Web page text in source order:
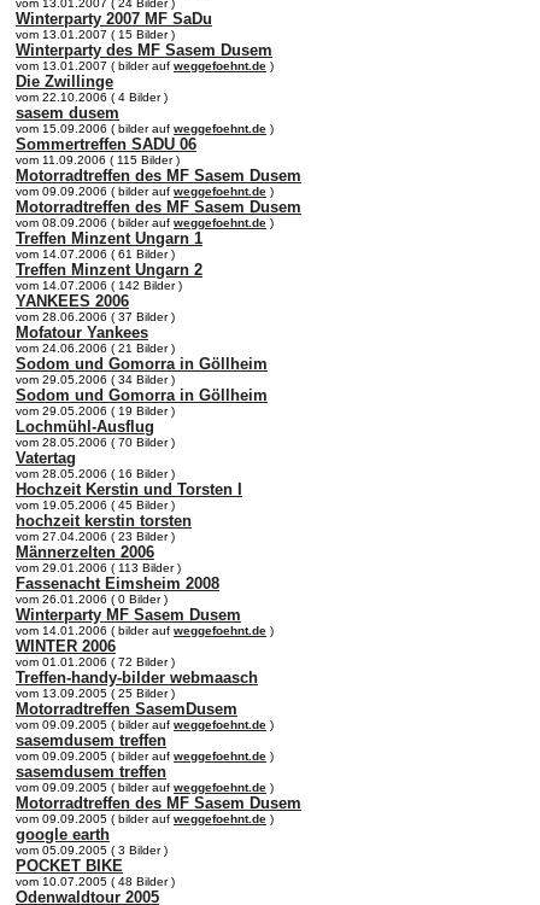
vom 13.01.2007 ( 24 Bilder )
Winterparty 2007 MF SaDu
vom 13.01.2007 ( 15 Bilder )
Winterparty des MF Sasem Dusem
vom 13.01.2007 ( bilder auf weggefoehnt.de )
Die Zwillinge
vom 22.10.2006 ( 4 Bilder )
sasem dusem
vom 15.09.2006 ( bilder auf weggefoehnt.de )
Sommertreffen SADU 06
vom 11.09.2006 ( 115 Bilder )
Motorradtreffen des MF Sasem Dusem
vom 09.09.2006 ( bilder auf weggefoehnt.de )
Motorradtreffen des MF Sasem Dusem
vom 08.09.2006 ( bilder auf weggefoehnt.de )
Treffen Minzent Ungarn 1
vom 14.07.2006 ( 61 Bilder )
Treffen Minzent Ungarn 2
vom 14.07.2006 ( 142 Bilder )
YANKEES 2006
vom 28.06.2006 ( 37 Bilder )
Mofatour Yankees
vom 24.06.2006 ( 21 Bilder )
Sodom und Gomorra in Göllheim
vom 29.05.2006 ( 34 Bilder )
Sodom und Gomorra in Göllheim
vom 29.05.2006 ( 19 Bilder )
Lochmühl-Ausflug
vom 28.05.2006 ( 70 Bilder )
Vatertag
vom 28.05.2006 ( 16 Bilder )
Hochzeit Kerstin und Torsten I
vom 19.05.2006 ( 45 Bilder )
hochzeit kerstin torsten
vom 27.04.2006 ( 23 Bilder )
Männerzelten 2006
vom 29.01.2006 ( 113 Bilder )
Fassenacht Eimsheim 2008
vom 26.01.2006 ( 0 Bilder )
Winterparty MF Sasem Dusem
vom 14.01.2006 ( bilder auf weggefoehnt.de )
WINTER 2006
vom 01.01.2006 ( 72 Bilder )
Treffen-handy-bilder webmaasch
vom 13.09.2005 ( 25 Bilder )
Motorradtreffen SasemDusem
vom 09.09.2005 ( bilder auf weggefoehnt.de )
sasemdusem treffen
vom 09.09.2005 ( bilder auf weggefoehnt.de )
sasemdusem treffen
vom 09.09.2005 ( bilder auf weggefoehnt.de )
Motorradtreffen des MF Sasem Dusem
vom 09.09.2005 ( bilder auf weggefoehnt.de )
google earth
vom 05.09.2005 ( 3 Bilder )
POCKET BIKE
vom 10.07.2005 ( 48 Bilder )
Odenwaldtour 2005